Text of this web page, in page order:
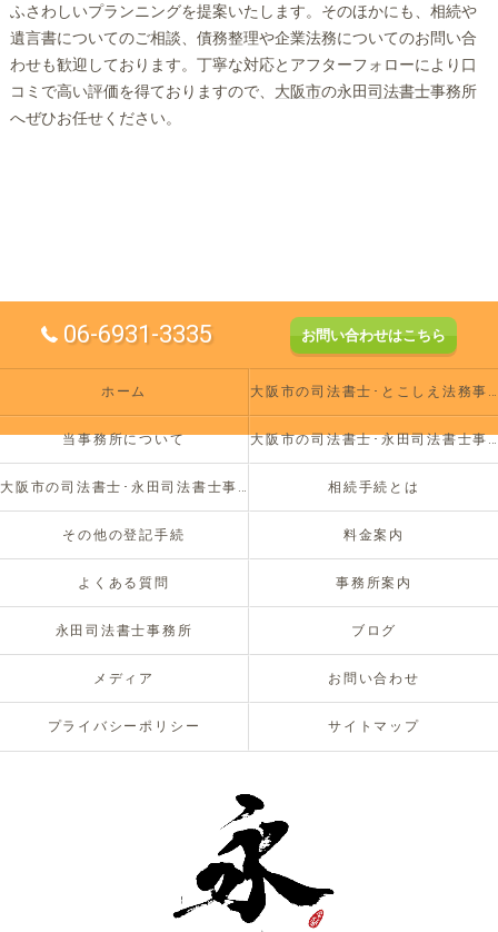
ふさわしいプランニングを提案いたします。そのほかにも、相続や
遺言書についてのご相談、債務整理や企業法務についてのお問い合
わせも歓迎しております。丁寧な対応とアフターフォローにより口
コミで高い評価を得ておりますので、 大阪市の永田司法書士事務所
へぜひお任せください。
06-6931-3335 お問い合わせはこちら
ホーム 大阪市の司法書士･とこしえ法務事務所の評判
当事務所について 大阪市の司法書士･永田司法書士事務所の口コミ情報
大阪市の司法書士･永田司法書士事務所のお客様の声 相続手続とは
その他の登記手続 料金案内
よくある質問 事務所案内
永田司法書士事務所 ブログ
メディア お問い合わせ
プライバシーポリシー サイトマップ